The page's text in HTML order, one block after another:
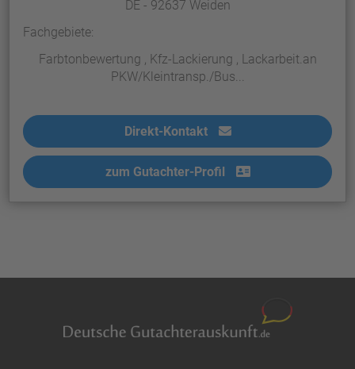
DE - 92637 Weiden
Fachgebiete:
Farbtonbewertung , Kfz-Lackierung , Lackarbeit.an
PKW/Kleintransp./Bus...
Direkt-Kontakt
zum Gutachter-Profil